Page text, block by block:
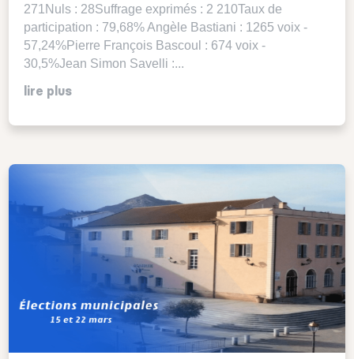
271Nuls : 28Suffrage exprimés : 2 210Taux de
participation : 79,68% Angèle Bastiani : 1265 voix -
57,24%Pierre François Bascoul : 674 voix -
30,5%Jean Simon Savelli :...
lire plus